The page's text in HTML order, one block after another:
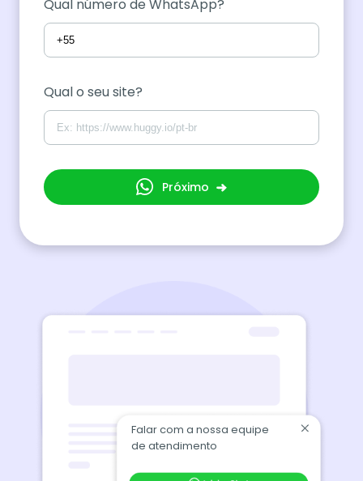
Qual número de WhatsApp?
Qual o seu site?
Próximo
Falar com a nossa equipe
de atendimento